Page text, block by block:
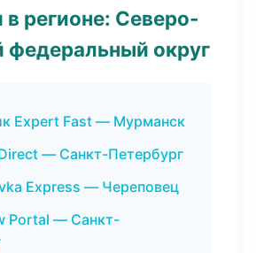
регионе: Северо-
федеральный округ
Expert Fast — Мурманск
— Санкт-Петербург
Express — Череповец
Portal — Санкт-